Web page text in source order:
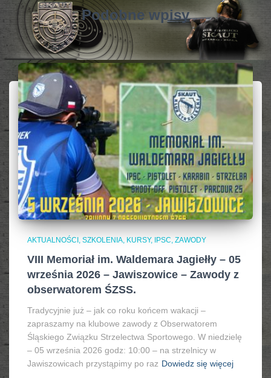
Podobne wpisy
AKTUALNOŚCI, SZKOLENIA, KURSY, IPSC ZAWODY
VIII Memoriał im. Waldemara Jagiełły – 05
września 2026 – Jawiszowice – Zawody z
obserwatorem ŚZSS.
Tradycyjnie już – jak co roku końcem wakacji –
zapraszamy na klubowe zawody z Obserwatorem
Śląskiego Związku Strzelectwa Sportowego. W niedzielę
– 05 września 2026 godz: 10:00 – na strzelnicy w
Jawiszowicach przystąpimy po raz Dowiedz się więcej